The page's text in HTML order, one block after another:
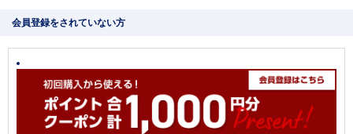
会員登録をされていない方